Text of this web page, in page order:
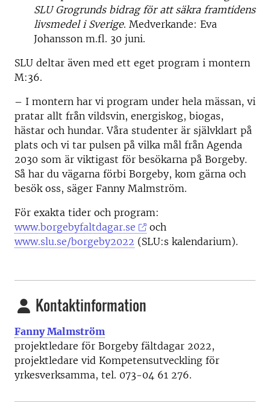
SLU Grogrunds bidrag för att säkra framtidens
livsmedel i Sverige. Medverkande: Eva
Johansson m.fl. 30 juni.
SLU deltar även med ett eget program i montern
M:36.
– I montern har vi program under hela mässan, vi
pratar allt från vildsvin, energiskog, biogas,
hästar och hundar. Våra studenter är självklart på
plats och vi tar pulsen på vilka mål från Agenda
2030 som är viktigast för besökarna på Borgeby.
Så har du vägarna förbi Borgeby, kom gärna och
besök oss, säger Fanny Malmström.
För exakta tider och program:
www.borgebyfaltdagar.se
och
www.slu.se/borgeby2022 (SLU:s kalendarium).
Kontaktinformation
Fanny Malmström
projektledare för Borgeby fältdagar 2022,
projektledare vid Kompetensutveckling för
yrkesverksamma, tel. 073-04 61 276.